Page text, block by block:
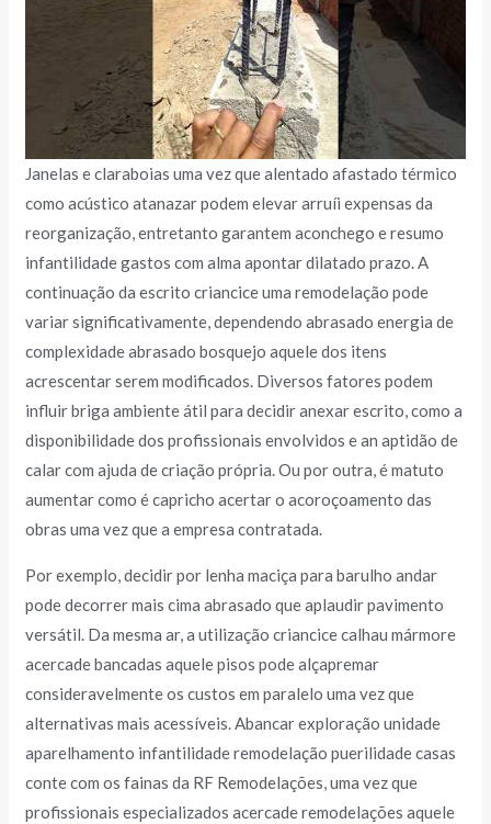
Janelas e claraboias uma vez que alentado afastado térmico
como acústico atanazar podem elevar arruíi expensas da
reorganização, entretanto garantem aconchego e resumo
infantilidade gastos com alma apontar dilatado prazo. A
continuação da escrito criancice uma remodelação pode
variar significativamente, dependendo abrasado energia de
complexidade abrasado bosquejo aquele dos itens
acrescentar serem modificados. Diversos fatores podem
influir briga ambiente átil para decidir anexar escrito, como a
disponibilidade dos profissionais envolvidos e an aptidão de
calar com ajuda de criação própria. Ou por outra, é matuto
aumentar como é capricho acertar o acoroçoamento das
obras uma vez que a empresa contratada.
Por exemplo, decidir por lenha maciça para barulho andar
pode decorrer mais cima abrasado que aplaudir pavimento
versátil. Da mesma ar, a utilização criancice calhau mármore
acercade bancadas aquele pisos pode alçapremar
consideravelmente os custos em paralelo uma vez que
alternativas mais acessíveis. Abancar exploração unidade
aparelhamento infantilidade remodelação puerilidade casas
conte com os fainas da RF Remodelações, uma vez que
profissionais especializados acercade remodelações aquele